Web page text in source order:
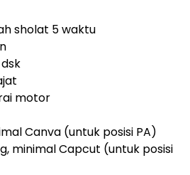
sholat 5 waktu
motor
Canva (untuk posisi PA)
minimal Capcut (untuk posisi